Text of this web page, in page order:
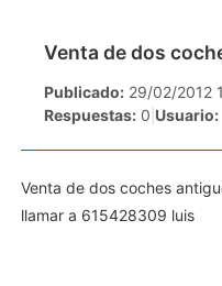
Venta de dos
Publicado: 29/02/2012
Respuestas: 0 Usuario:
Venta de dos coches
llamar a 615428309 luis